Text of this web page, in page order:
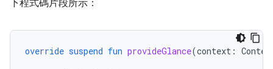
下程式碼片段所示：
override suspend fun provideGlance(context :